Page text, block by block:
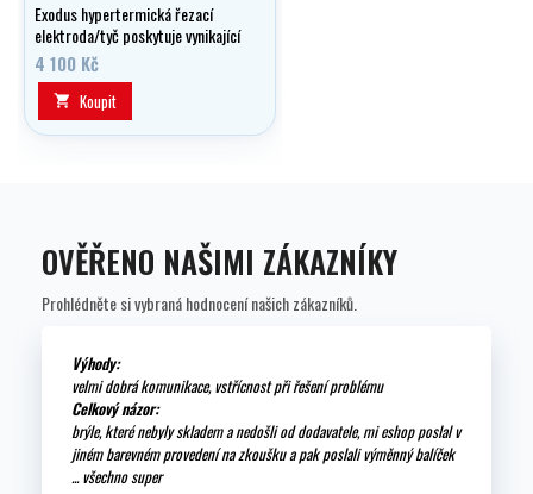
Exodus hypertermická řezací
elektroda/tyč poskytuje vynikající
výkon v těch nejnáročnějších
situacích. Vyvážená fyzická a
hutní konstrukce
zaručuje bezproblémové zapálení
elektrody. Generuje konstantní
4 100 Kč
 Koupit
OVĚŘENO NAŠIMI ZÁKAZNÍKY
Prohlédněte si vybraná hodnocení našich zákazníků.
Výhody:
velmi dobrá komunikace, vstřícnost při řešení problému
Celkový názor:
brýle, které nebyly skladem a nedošli od dodavatele, mi eshop poslal v
jiném barevném provedení na zkoušku a pak poslali výměnný balíček
... všechno super